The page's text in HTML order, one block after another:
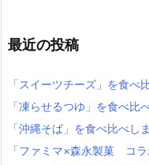
最近の投稿
「スイーツチーズ」を食べ
「凍らせるつゆ」を食べ比
「沖縄そば」を食べ比べし
「ファミマ×森永製菓 コ